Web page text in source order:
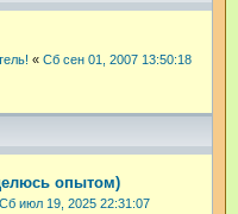
« Сб сен 01, 2007 13:50:18
опытом)
Сб июл 19, 2025 22:31:07